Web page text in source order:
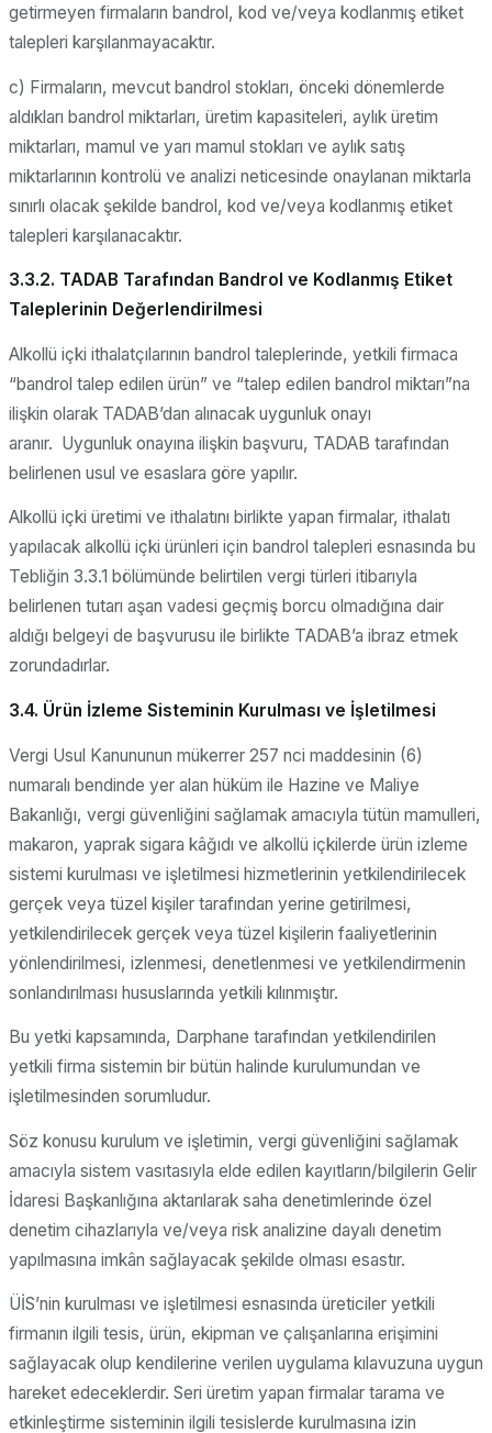
getirmeyen firmaların bandrol, kod ve/veya kodlanmış etiket
talepleri karşılanmayacaktır.
c) Firmaların, mevcut bandrol stokları, önceki dönemlerde
aldıkları bandrol miktarları, üretim kapasiteleri, aylık üretim
miktarları, mamul ve yarı mamul stokları ve aylık satış
miktarlarının kontrolü ve analizi neticesinde onaylanan miktarla
sınırlı olacak şekilde bandrol, kod ve/veya kodlanmış etiket
talepleri karşılanacaktır.
3.3.2. TADAB Tarafından Bandrol ve Kodlanmış Etiket
Taleplerinin Değerlendirilmesi
Alkollü içki ithalatçılarının bandrol taleplerinde, yetkili firmaca
“bandrol talep edilen ürün” ve “talep edilen bandrol miktarı”na
ilişkin olarak TADAB’dan alınacak uygunluk onayı
aranır. Uygunluk onayına ilişkin başvuru, TADAB tarafından
belirlenen usul ve esaslara göre yapılır.
Alkollü içki üretimi ve ithalatını birlikte yapan firmalar, ithalatı
yapılacak alkollü içki ürünleri için bandrol talepleri esnasında bu
Tebliğin 3.3.1 bölümünde belirtilen vergi türleri itibarıyla
belirlenen tutarı aşan vadesi geçmiş borcu olmadığına dair
aldığı belgeyi de başvurusu ile birlikte TADAB’a ibraz etmek
zorundadırlar.
3.4. Ürün İzleme Sisteminin Kurulması ve İşletilmesi
Vergi Usul Kanununun mükerrer 257 nci maddesinin (6)
numaralı bendinde yer alan hüküm ile Hazine ve Maliye
Bakanlığı, vergi güvenliğini sağlamak amacıyla tütün mamulleri,
makaron, yaprak sigara kâğıdı ve alkollü içkilerde ürün izleme
sistemi kurulması ve işletilmesi hizmetlerinin yetkilendirilecek
gerçek veya tüzel kişiler tarafından yerine getirilmesi,
yetkilendirilecek gerçek veya tüzel kişilerin faaliyetlerinin
yönlendirilmesi, izlenmesi, denetlenmesi ve yetkilendirmenin
sonlandırılması hususlarında yetkili kılınmıştır.
Bu yetki kapsamında, Darphane tarafından yetkilendirilen
yetkili firma sistemin bir bütün halinde kurulumundan ve
işletilmesinden sorumludur.
Söz konusu kurulum ve işletimin, vergi güvenliğini sağlamak
amacıyla sistem vasıtasıyla elde edilen kayıtların/bilgilerin Gelir
İdaresi Başkanlığına aktarılarak saha denetimlerinde özel
denetim cihazlarıyla ve/veya risk analizine dayalı denetim
yapılmasına imkân sağlayacak şekilde olması esastır.
ÜİS’nin kurulması ve işletilmesi esnasında üreticiler yetkili
firmanın ilgili tesis, ürün, ekipman ve çalışanlarına erişimini
sağlayacak olup kendilerine verilen uygulama kılavuzuna uygun
hareket edeceklerdir. Seri üretim yapan firmalar tarama ve
etkinleştirme sisteminin ilgili tesislerde kurulmasına izin